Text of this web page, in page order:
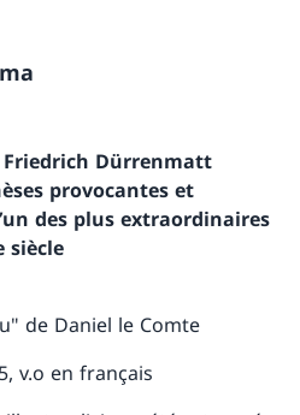
Dürrenmatt
provocantes et
des plus extraordinaires
siècle
de Daniel le Comte
v.o en français